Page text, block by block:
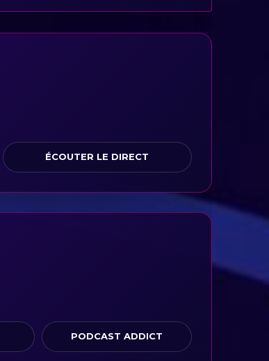
ÉCOUTER LE DIRECT
PODCAST ADDICT